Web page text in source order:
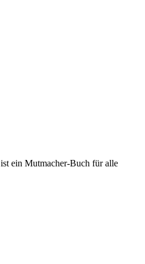
ein Mutmacher-Buch für alle